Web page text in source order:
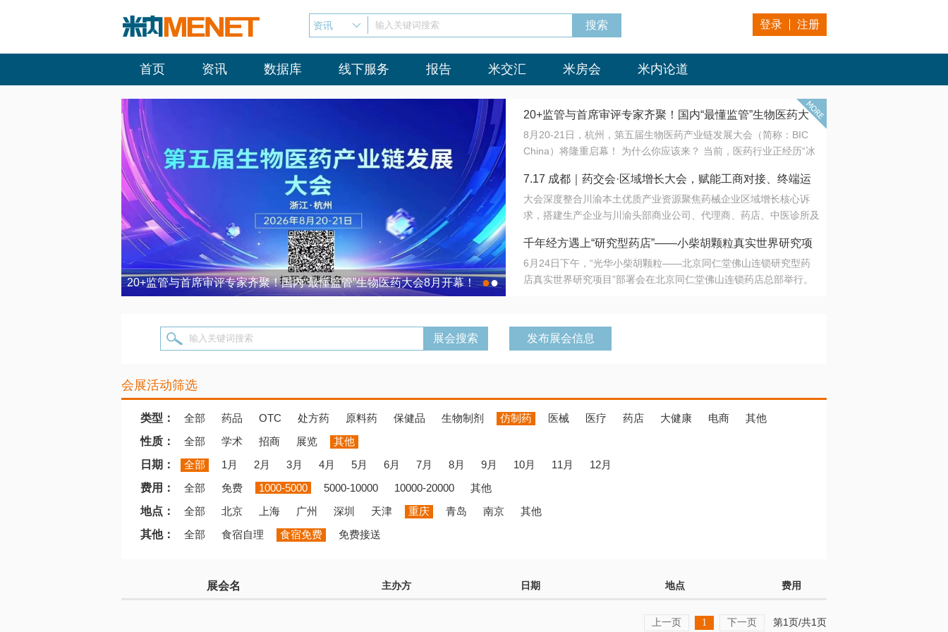
资讯 输入关键词搜索 登录 注册
首页 资讯 数据库 线下服务 报告 米交汇 米房会 米内论道
20+监管与首席审评专家齐聚！国内“最懂监管”生物医药大会8月开幕！ 7.17 成都｜药交会·区域增长大会，赋能工商对接、终端运营
●●
20+监管与首席审评专家齐聚！国内“最懂监管”生物医药大
会8月开幕！
8月20-21日，杭州，第五届生物医药产业链发展大会（简称：BIC
China）将隆重启幕！ 为什么你应该来？ 当前，医药行业正经历“冰
法正重新定义研发效率；另一端是创新药“最后一公里”的支付与入院
难题，呼唤更成熟的产业生态。 同质化“内卷”已无出路，全产业链协
同与出海能力建设才是破局关键。 本届大会以 “重构生态，定义未
算力突围；从中药创新、复杂药物制剂、CGT、多肽与小核酸的技
术攻坚，到CDMO的柔性智造。 我们致力于打破壁垒，让“实验
室”与“生产线”、“研发端”与“支付端”深度对话，更让监管、产业、资
7.17 成都｜药交会·区域增长大会，赋能工商对接、终端运
营
大会深度整合川渝本土优质产业资源聚焦药械企业区域增长核心诉
求，搭建生产企业与川渝头部商业公司、代理商、药店、中医诊所及
域增量份额夯实西南市场战略布局
千年经方遇上“研究型药店”——小柴胡颗粒真实世界研究项
目在北京同仁堂佛山连锁启动
6月24日下午，“光华小柴胡颗粒——北京同仁堂佛山连锁研究型药
店真实世界研究项目”部署会在北京同仁堂佛山连锁药店总部举行。
输入关键词搜索 发布展会信息
会展活动筛选
类型： 全部 药品 OTC 处方药 原料药 保健品 生物制剂 仿制药 医械 医疗 药店 大健康 电商
其他
性质：
全部 学术 招商 展览
其他
日期：
全部 1月 2月 3月 4月 5月 6月 7月 8月 9月 10月 11月
12月
费用：
全部 免费 1000-5000 5000-10000 10000-20000
其他
地点：
全部 北京 上海 广州 深圳 天津 重庆 青岛 南京
其他
其他：
全部 食宿自理 食宿免费 免费接送
展会名 主办方 日期 地点 费用
上一页 1 下一页 第1页/共1页